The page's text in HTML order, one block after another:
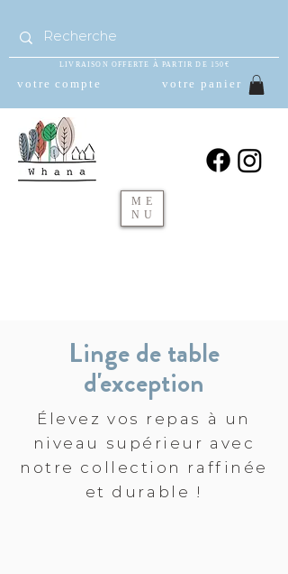
LIVRAISON OFFERTE À PARTIR DE 150€
votre compte votre panier
ME
NU
Linge de table
d'exception
Élevez vos repas à un
niveau supérieur avec
notre collection raffinée
et durable !